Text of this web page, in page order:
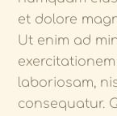
et dolore
Ut enim ad
laboriosam,
consequatur.